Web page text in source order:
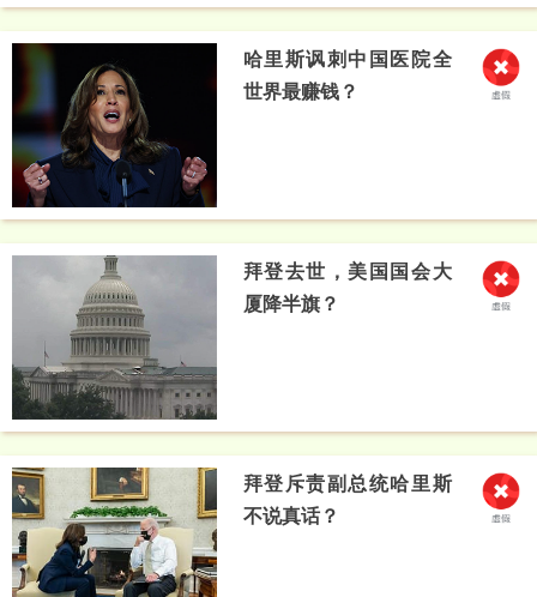
哈里斯讽刺中国医院全
世界最赚钱？
拜登去世，美国国会大
厦降半旗？
拜登斥责副总统哈里斯
不说真话？